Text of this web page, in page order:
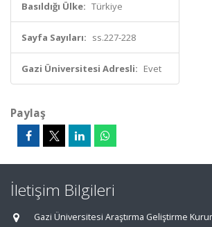
Basıldığı Ülke: Türkiye
Sayfa Sayıları: ss.227-228
Gazi Üniversitesi Adresli: Evet
Paylaş
İletişim Bilgileri
Gazi Üniversitesi Araştırma Geliştirme